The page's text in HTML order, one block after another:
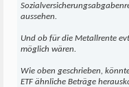
aussehen.
Und ob für die Metallrente
möglich wären.
Wie oben geschrieben,
ETF ähnliche Beträge